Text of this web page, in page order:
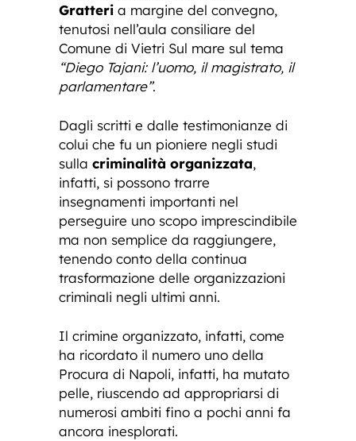
Gratteri a margine del convegno,
tenutosi nell’aula consiliare del
Comune di Vietri Sul mare sul tema
“Diego Tajani: l’uomo, il magistrato, il
parlamentare”.
Dagli scritti e dalle testimonianze di
colui che fu un pioniere negli studi
sulla criminalità organizzata,
infatti, si possono trarre
insegnamenti importanti nel
perseguire uno scopo imprescindibile
ma non semplice da raggiungere,
tenendo conto della continua
trasformazione delle organizzazioni
criminali negli ultimi anni.
Il crimine organizzato, infatti, come
ha ricordato il numero uno della
Procura di Napoli, infatti, ha mutato
pelle, riuscendo ad appropriarsi di
numerosi ambiti fino a pochi anni fa
ancora inesplorati.